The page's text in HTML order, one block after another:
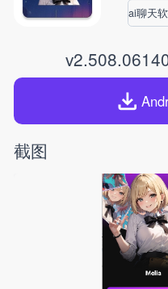
ai聊天
v2.508.061
截图